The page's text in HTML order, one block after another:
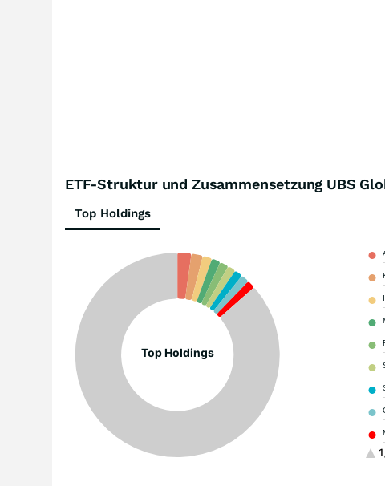
ETF-Struktur und Zusammensetzung UBS
Top Holdings
Top Holdings